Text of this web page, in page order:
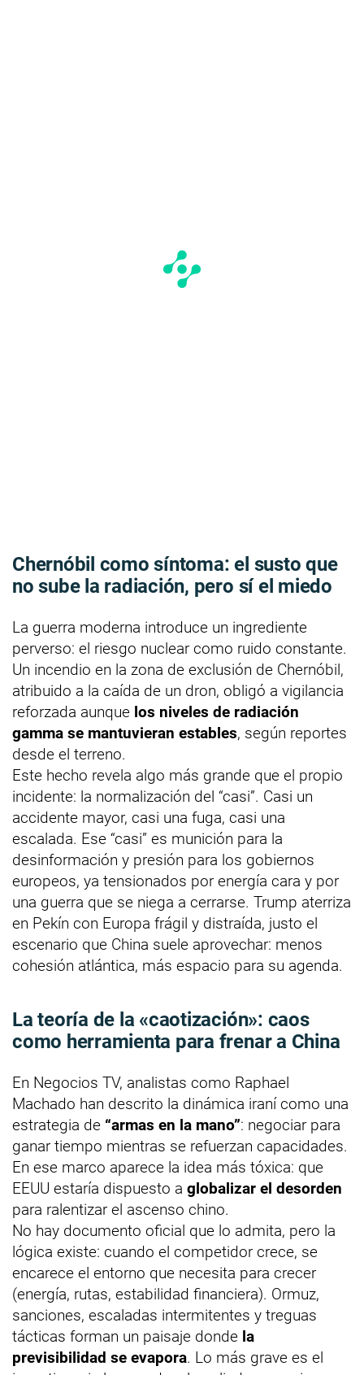
Chernóbil como síntoma: el susto que
no sube la radiación, pero sí el miedo
La guerra moderna introduce un ingrediente
perverso: el riesgo nuclear como ruido constante.
Un incendio en la zona de exclusión de Chernóbil,
atribuido a la caída de un dron, obligó a vigilancia
reforzada aunque los niveles de radiación
gamma se mantuvieran estables, según reportes
desde el terreno.
Este hecho revela algo más grande que el propio
incidente: la normalización del “casi”. Casi un
accidente mayor, casi una fuga, casi una
escalada. Ese “casi” es munición para la
desinformación y presión para los gobiernos
europeos, ya tensionados por energía cara y por
una guerra que se niega a cerrarse. Trump aterriza
en Pekín con Europa frágil y distraída, justo el
escenario que China suele aprovechar: menos
cohesión atlántica, más espacio para su agenda.
La teoría de la «caotización»: caos
como herramienta para frenar a China
En Negocios TV, analistas como Raphael
Machado han descrito la dinámica iraní como una
estrategia de “armas en la mano”: negociar para
ganar tiempo mientras se refuerzan capacidades.
En ese marco aparece la idea más tóxica: que
EEUU estaría dispuesto a globalizar el desorden
para ralentizar el ascenso chino.
No hay documento oficial que lo admita, pero la
lógica existe: cuando el competidor crece, se
encarece el entorno que necesita para crecer
(energía, rutas, estabilidad financiera). Ormuz,
sanciones, escaladas intermitentes y treguas
tácticas forman un paisaje donde la
previsibilidad se evapora. Lo más grave es el